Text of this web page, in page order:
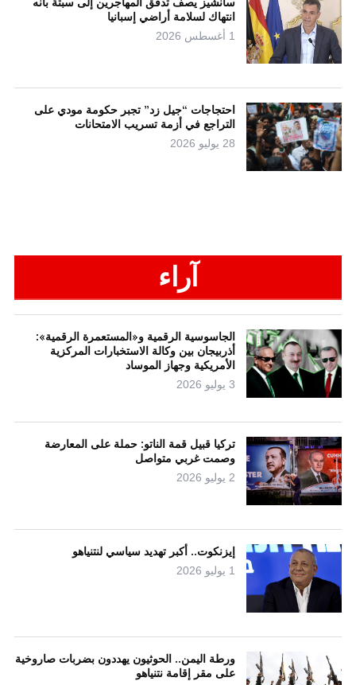
انتهاك لسلامة أراضي إسبانيا
1 أغسطس 2026
احتجاجات “جيل زد” تجبر حكومة مودي على
التراجع في أزمة تسريب الامتحانات
28 يوليو 2026
آراء
الجاسوسية الرقمية و«المستعمرة الرقمية»:
أذربيجان بين وكالة الاستخبارات المركزية
الأمريكية وجهاز الموساد
3 يوليو 2026
تركيا قبيل قمة الناتو: حملة على المعارضة
وصمت غربي متواصل
2 يوليو 2026
إيزنكوت.. أكبر تهديد سياسي لنتنياهو
1 يوليو 2026
ورطة اليمن.. الحوثيون يهددون بضربات صاروخية
على مقر إقامة نتنياهو